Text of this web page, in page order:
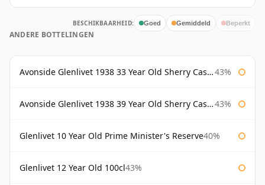
BESCHIKBAARHEID: Goed Gemiddeld Beperkt
ANDERE BOTTELINGEN
Avonside Glenlivet 1938 33 Year Old Sherry Cask Gordon & Macphail 43%
Avonside Glenlivet 1938 39 Year Old Sherry Cask Gordon & Macphail 43%
Glenlivet 10 Year Old Prime Minister's Reserve40%
Glenlivet 12 Year Old 100cl43%